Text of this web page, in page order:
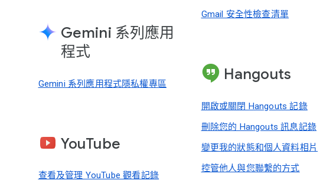
Gemini 系列應用
程式
Gemini 系列應用程式隱私權專區
YouTube
查看及管理 YouTube 觀看記錄
Gmail 安全性檢查清單
Hangouts
開啟或關閉 Hangouts 記錄
刪除您的 Hangouts 訊息記錄
變更我的狀態和個人資料相片
控管他人與您聯繫的方式